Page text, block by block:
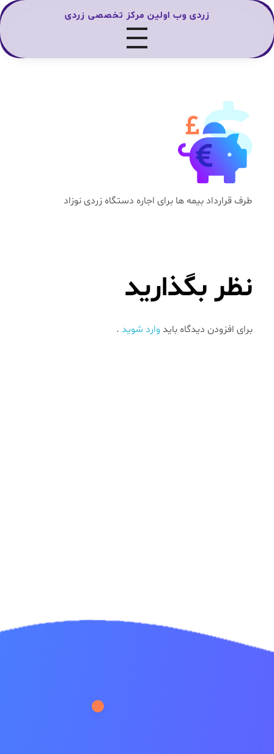
زردی وب اولین مرکز تخصصی زردی
طرف قرارداد بیمه ها برای اجاره دستگاه زردی نوزاد
نظر بگذارید
برای افزودن دیدگاه باید وارد شوید .